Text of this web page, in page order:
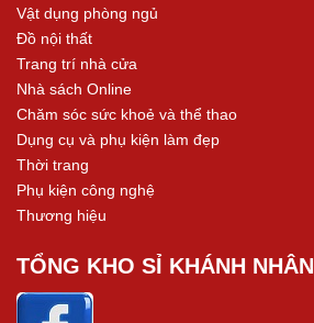
Vật dụng phòng ngủ
Đồ nội thất
Trang trí nhà cửa
Nhà sách Online
Chăm sóc sức khoẻ và thể thao
Dụng cụ và phụ kiện làm đẹp
Thời trang
Phụ kiện công nghệ
Thương hiệu
TỔNG KHO SỈ KHÁNH NHÂN